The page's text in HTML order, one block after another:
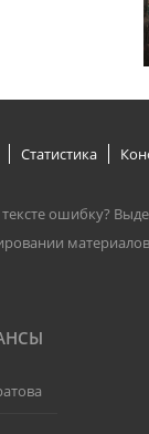
Статистика
ошибку?